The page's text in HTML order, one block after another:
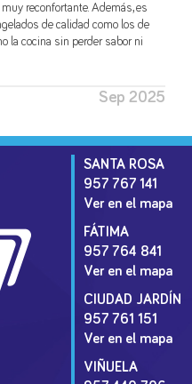
reconfortante. Además, es
de calidad como los de
la cocina sin perder sabor ni
Sep 2025
SANTA ROSA
957 767 141
Ver en el mapa
FÁTIMA
957 764 841
Ver en el mapa
CIUDAD JARDÍN
957 761 151
Ver en el mapa
VIÑUELA